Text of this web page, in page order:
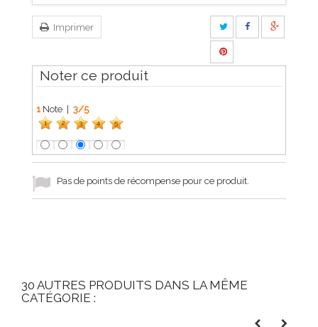
Imprimer
Noter ce produit
1 Note | 3/5
1 2 3 4 5
Pas de points de récompense pour ce produit.
30 AUTRES PRODUITS DANS LA MÊME
CATÉGORIE :